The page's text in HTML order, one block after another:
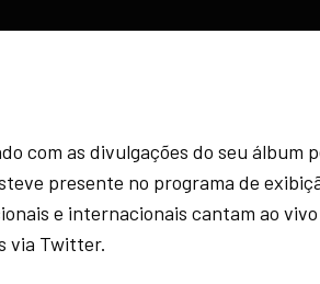
com as divulgações do seu álbum
presente no programa de
e internacionais cantam ao
via Twitter.